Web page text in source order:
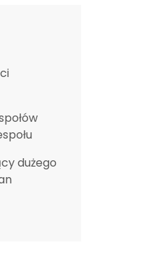
dużego